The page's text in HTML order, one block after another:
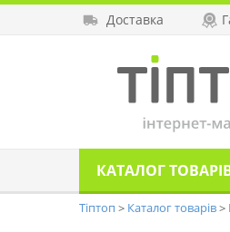
Доставка
КАТАЛОГ
Тіптоп Каталог товарів